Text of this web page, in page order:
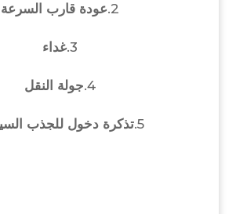
2. عودة قارب السرعة
3. غداء
4. جولة النقل
5. تذكرة دخول للجذب